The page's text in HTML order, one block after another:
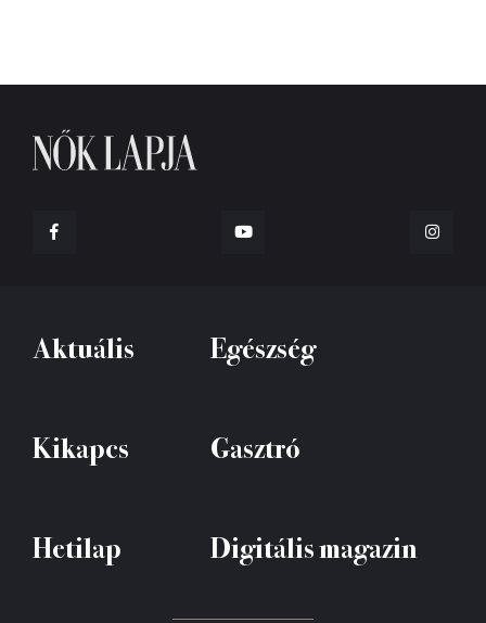
Aktuális Egészség
Kikapcs Gasztró
Hetilap Digitális magazin